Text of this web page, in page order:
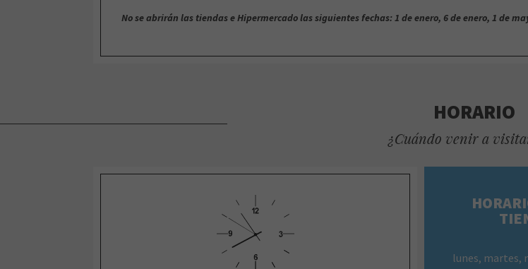
No se abrirán las tiendas e Hipermercado las siguientes fechas: 1 de enero, 6 de enero, 1 de
HORARIO
¿Cuándo venir a
lunes, martes,